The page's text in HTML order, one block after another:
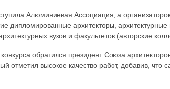
Алюминиевая Ассоциация, а
дипломированные архитекторы, архитектурные
вузов и факультетов (авторские
обратился президент Союза
отметил высокое качество работ, добавив, что